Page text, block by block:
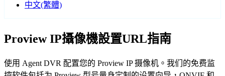
中文(繁體)
Proview IP攝像機設置URL指南
使用 Agent DVR 配置您的 Proview IP 摄像机。我们的免费监